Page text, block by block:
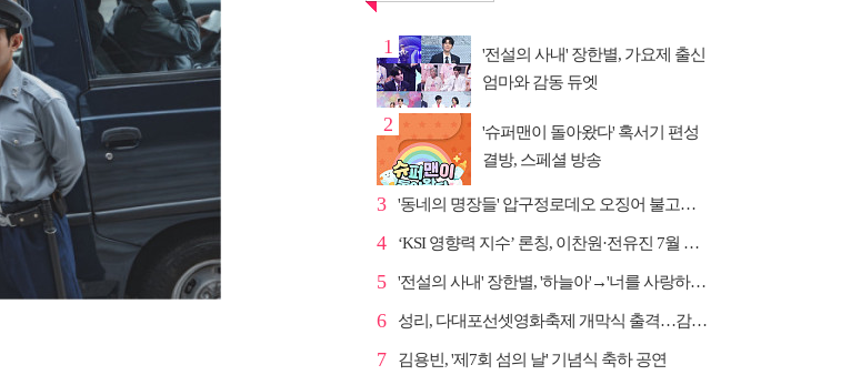
1
'전설의 사내' 장한별, 가요제 출신
엄마와 감동 듀엣
2
'슈퍼맨이 돌아왔다' 혹서기 편성
결방, 스페셜 방송
3 '동네의 명장들' 압구정로데오 오징어 불고기·종로 치...
4 ‘KSI 영향력 지수’ 론칭, 이찬원·전유진 7월 차트 남녀...
5 '전설의 사내' 장한별, '하늘아'→'너를 사랑하고도' 명...
6 성리, 다대포선셋영화축제 개막식 출격…감성 라이브 예고
7 김용빈, '제7회 섬의 날' 기념식 축하 공연